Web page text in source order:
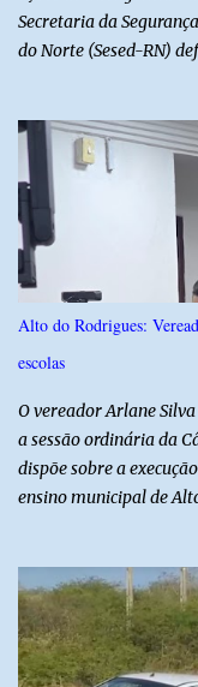
Secretaria da
do Norte (Sesed-RN)
da segurança pública
criminosas nos
do Norte com os
com concentração e
município de Baraúna,
efetivos da Polícia
atuação integrada
combate à
Alto do Rodrigues:
escolas
O vereador Arlane
a sessão ordinária da
dispõe sobre a
ensino municipal de
nacionais e da
a execução do hino
definido pela
previsto também que